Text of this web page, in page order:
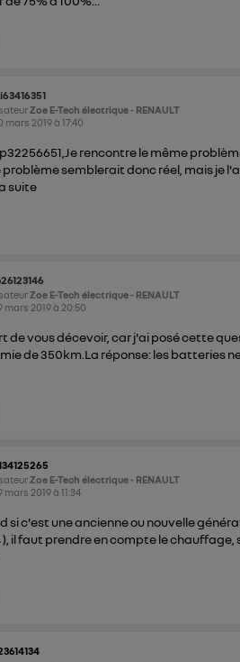
Zoe E-Tech électrique - RENAULT
mars 2019à17:40
rencontre le même
problème semblerait donc réel, mais je
suite
Zoe E-Tech électrique - RENAULT
mars 2019à 20:50
de vous décevoir, car j'ai posé cette
de 350km.La réponse: les batteries
Zoe E-Tech électrique - RENAULT
mars 2019à11:34
si c'est une ancienne ou nouvelle
il faut prendre en compte le chauffage,